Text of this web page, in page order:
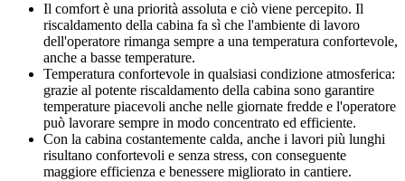
Il comfort è una priorità assoluta e ciò viene percepito. Il
riscaldamento della cabina fa sì che l'ambiente di lavoro
dell'operatore rimanga sempre a una temperatura confortevole,
anche a basse temperature.
Temperatura confortevole in qualsiasi condizione atmosferica:
grazie al potente riscaldamento della cabina sono garantire
temperature piacevoli anche nelle giornate fredde e l'operatore
può lavorare sempre in modo concentrato ed efficiente.
Con la cabina costantemente calda, anche i lavori più lunghi
risultano confortevoli e senza stress, con conseguente
maggiore efficienza e benessere migliorato in cantiere.